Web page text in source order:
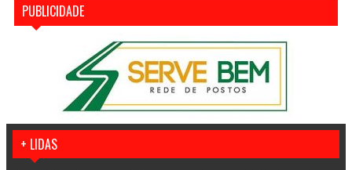
PUBLICIDADE
+ LIDAS